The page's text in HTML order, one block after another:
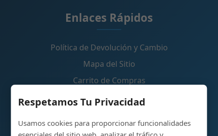
Respetamos Tu Privacidad
Usamos cookies para proporcionar funcionalidades
Enlaces Rápidos
Política de Devolución y Cambio
Mapa del Sitio
Carrito de Compras